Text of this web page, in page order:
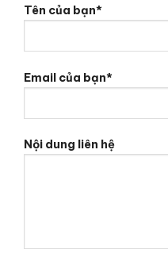
Tên của bạn*
Email của bạn*
Nội dung liên hệ